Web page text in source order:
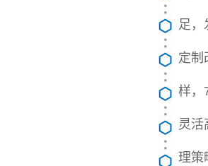
足，
定制
样，
灵活
理策